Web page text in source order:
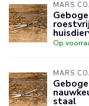
MARS
Op
MARS
staal